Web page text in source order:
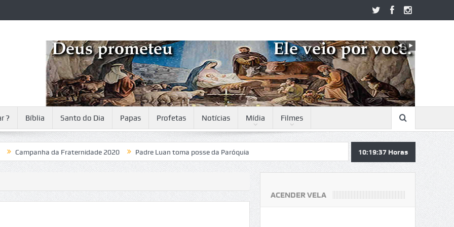
? Bíblia Santo do Dia Papas Profetas Notícias Mídia Filmes
da Fraternidade 2020 Padre Luan toma posse da Paróquia 10:19:38 Horas
ACENDER VELA